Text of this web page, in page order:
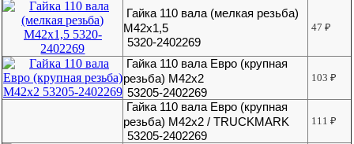
Гайка 110 вала (мелкая резьба)
М42х1,5
5320-2402269
47₽
Гайка 110 вала Евро (крупная
резьба) М42х2
53205-2402269
103₽
Гайка 110 вала Евро (крупная
резьба) М42х2 / TRUCKMARK
53205-2402269
111₽